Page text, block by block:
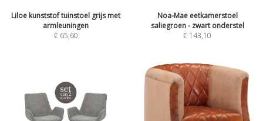
Liloe kunststof tuinstoel grijs met
armleuningen
€ 65,60
Noa-Mae eetkamerstoel
saliegroen - zwart onderstel
€ 143,10